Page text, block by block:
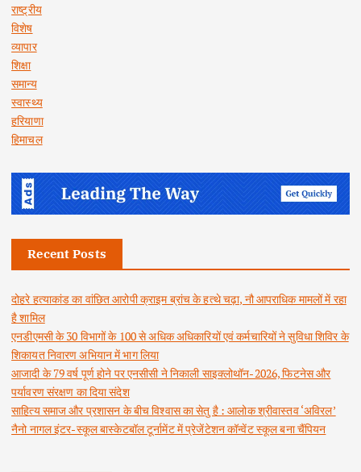
राष्ट्रीय
विशेष
व्यापार
शिक्षा
समान्य
स्वास्थ्य
हरियाणा
हिमाचल
Recent Posts
दोहरे हत्याकांड का वांछित आरोपी क्राइम ब्रांच के हत्थे चढ़ा, नौ आपराधिक मामलों में रहा
है शामिल
एनडीएमसी के 30 विभागों के 100 से अधिक अधिकारियों एवं कर्मचारियों ने सुविधा शिविर के
शिकायत निवारण अभियान में भाग लिया
आजादी के 79 वर्ष पूर्ण होने पर एनसीसी ने निकाली साइक्लोथॉन-2026, फिटनेस और
पर्यावरण संरक्षण का दिया संदेश
साहित्य समाज और प्रशासन के बीच विश्वास का सेतु है : आलोक श्रीवास्तव ‘अविरल’
नैनो नागल इंटर-स्कूल बास्केटबॉल टूर्नामेंट में प्रेजेंटेशन कॉन्वेंट स्कूल बना चैंपियन